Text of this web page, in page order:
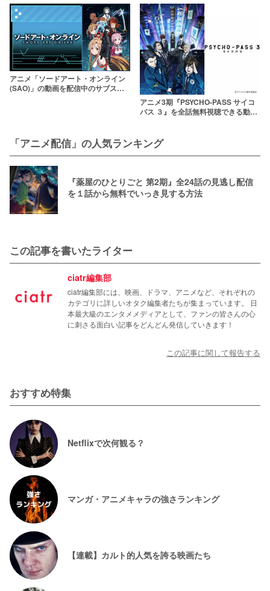
より確実に】
話〜最新話まで】
アニメ「ソードアート・オンライン
(SAO)」の動画を配信中のサブスク
アニメ3期『PSYCHO-PASS サイコ
パス ３』を全話無料視聴できる動画
「アニメ配信」の人気ランキング
『薬屋のひとりごと 第2期』全24話の見逃し配信
を１話から無料でいっき見する方法
この記事を書いたライター
ciatr編集部
ciatr編集部には、映画、ドラマ、アニメなど、それぞれの
カテゴリに詳しいオタク編集者たちが集まっています。 日
本最大級のエンタメメディアとして、ファンの皆さんの心
に刺さる面白い記事をどんどん発信していきます！
この記事に関して報告する
おすすめ特集
Netflixで次何観る？
マンガ・アニメキャラの強さランキング
【連載】カルト的人気を誇る映画たち